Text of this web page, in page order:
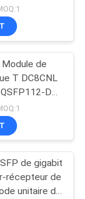
module de
SM-RGD
de
T DC8CNL
DD
de gigabit
récepteur de
unitaire de